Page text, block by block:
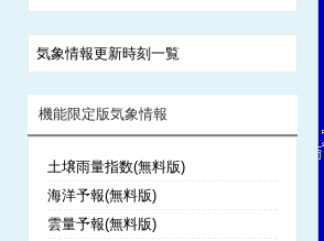
気象情報更新時刻一覧
機能限定版気象情報
土壌雨量指数(無料版)
海洋予報(無料版)
雲量予報(無料版)